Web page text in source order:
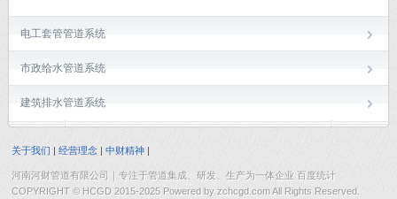
电工套管管道系统
市政给水管道系统
建筑排水管道系统
关于我们 经营理念 中财精神
河南河财管道有限公司｜专注于管道集成、研发、生产为一体企业 百度统计
COPYRIGHT © HCGD 2015-2025 Powered by zchcgd.com All Rights Reserved.